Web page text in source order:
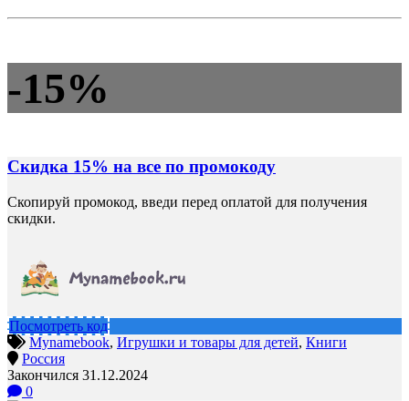
-15%
Скидка 15% на все по промокоду
Скопируй промокод, введи перед оплатой для получения
скидки.
Посмотреть код
Mynamebook, Игрушки и товары для детей, Книги
Россия
Закончился 31.12.2024
0